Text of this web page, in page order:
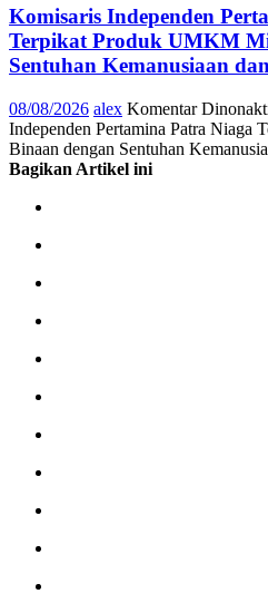
Komisaris Independen
Terpikat Produk UMKM
Sentuhan Kemanusiaan
08/08/2026 alex Komentar
Independen Pertamina Patra
Binaan dengan Sentuhan
Bagikan Artikel ini